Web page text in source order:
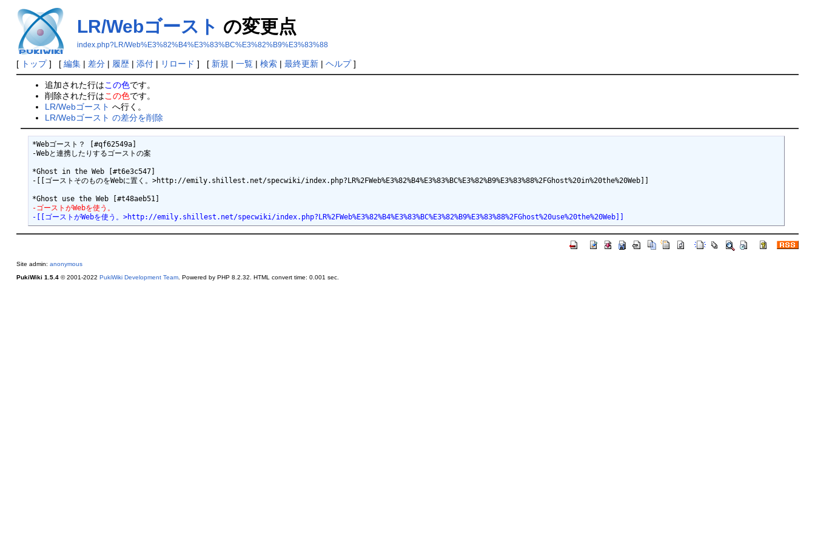
LR/Webゴースト の変更点
index.php?LR/Web%E3%82%B4%E3%83%BC%E3%82%B9%E3%83%88
[ トップ] [ 編集| 差分| 履歴| 添付| リロード ] [ 新規 | 一覧| 検索| 最終更新| ヘルプ]
追加された行はこの色です。
削除された行はこの色です。
LR/Webゴースト へ行く。
LR/Webゴースト の差分を削除
*Webゴースト？ [#qf62549a]
-Webと連携したりするゴーストの案
*Ghost in the Web [#t6e3c547]
-[[ゴーストそのものをWebに置く。>http://emily.shillest.net/specwiki/index.php?LR%2FWeb%E3%82%B4%E3%83%BC%E3%82%B9%E3%83%88%2FGhost%20in%20the%20Web]]
-ゴーストがWebを使う。
-[[ゴーストがWebを使う。>http://emily.shillest.net/specwiki/index.php?LR%2FWeb%E3%82%B4%E3%83%BC%E3%82%B9%E3%83%88%2FGhost%20use%20the%20Web]]
Site admin: anonymous
PukiWiki 1.5.4© 2001-2022 PukiWiki Development Team. Powered by PHP 8.2.32. HTML convert time: 0.001 sec.